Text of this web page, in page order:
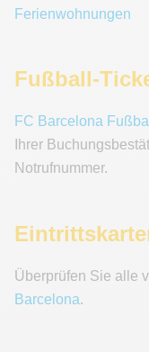
Ferienwohnungen
Fußball-
FC Barcelona
Ihrer
Notrufnummer.
Überprüfen Sie alle
Barcelona.